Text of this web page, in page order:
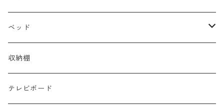
カウチソファ
テーブル
セット
ローテーブル
サイドテーブル
デスク・カウンター
ベッド
シングル
セミダブル
収納棚
テレビボード